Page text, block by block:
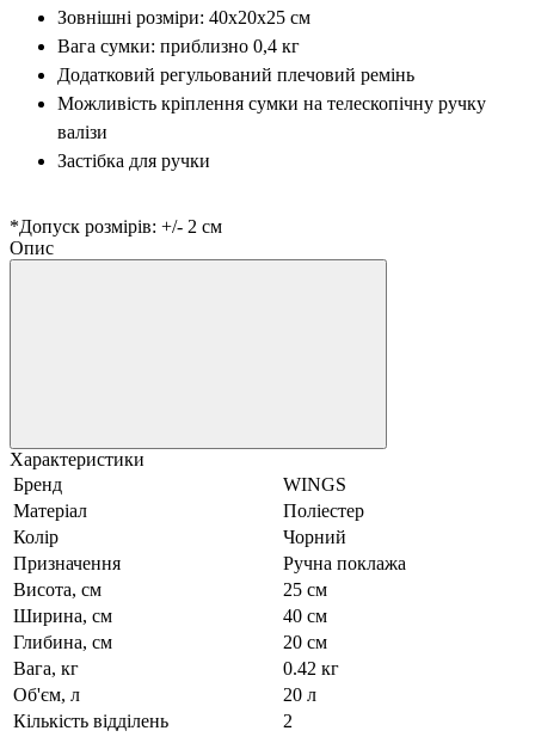
Зовнішні розміри: 40x20x25 см
Вага сумки: приблизно 0,4 кг
Додатковий регульований плечовий ремінь
Можливість кріплення сумки на телескопічну ручку
валізи
Застібка для ручки
*Допуск розмірів: +/- 2 см
Опис
Характеристики
Бренд
WINGS
Матеріал
Поліестер
Колір
Чорний
Призначення
Ручна поклажа
Висота, см
25 см
Ширина, см
40 см
Глибина, см
20 см
Вага, кг
0.42 кг
Об'єм, л
20 л
Кількість відділень
2